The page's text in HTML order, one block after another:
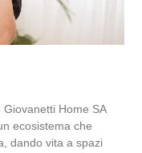
Home SA
ecosistema che
dando vita a spazi